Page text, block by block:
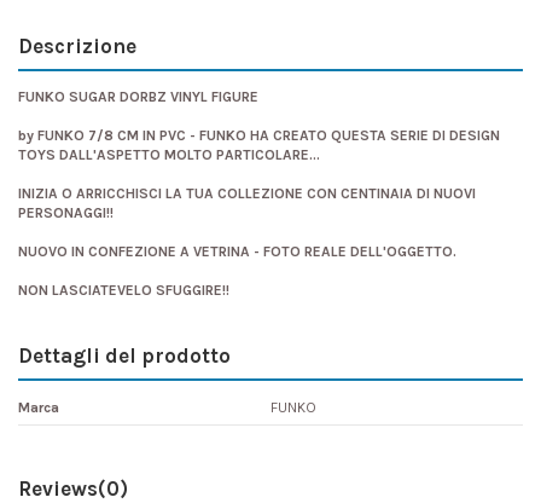
Descrizione
FUNKO SUGAR DORBZ VINYL FIGURE
by FUNKO 7/8 CM IN PVC - FUNKO HA CREATO QUESTA SERIE DI DESIGN
TOYS DALL'ASPETTO MOLTO PARTICOLARE...
INIZIA O ARRICCHISCI LA TUA COLLEZIONE CON CENTINAIA DI NUOVI
PERSONAGGI!!
NUOVO IN CONFEZIONE A VETRINA - FOTO REALE DELL'OGGETTO.
NON LASCIATEVELO SFUGGIRE!!
Dettagli del prodotto
Marca FUNKO
Reviews(0)